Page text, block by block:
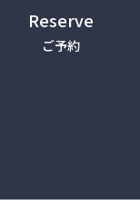
Reserve
ご予約